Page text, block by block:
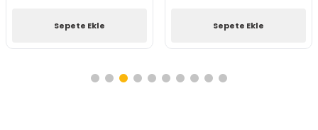
Sepete Ekle Sepete Ekle